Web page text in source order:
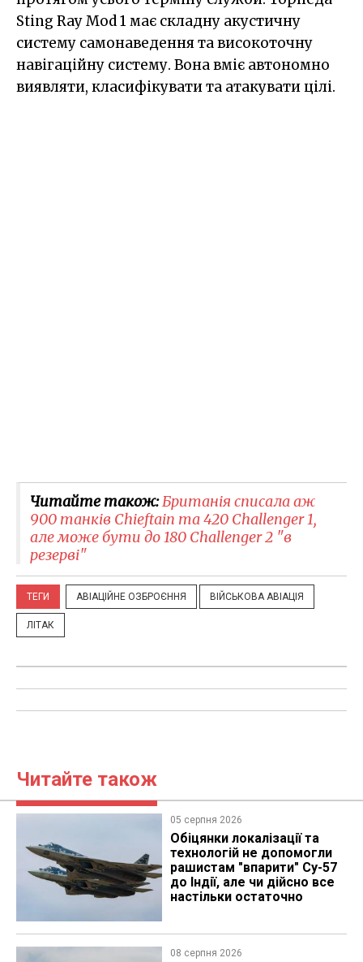
Sting Ray Mod 1 має складну акустичну
систему самонаведення та високоточну
навігаційну систему. Вона вміє автономно
виявляти, класифікувати та атакувати цілі.
Читайте також:Британія списала аж
900 танків Chieftain та 420 Challenger 1,
але може бути до 180 Challenger 2 "в
резерві"
ТЕГИ АВІАЦІЙНЕ ОЗБРОЄННЯ ВІЙСЬКОВА АВІАЦІЯ
ЛІТАК
Читайте також
05 серпня 2026
Обіцянки локалізації та
технологій не допомогли
рашистам "впарити" Су-57
до Індії, але чи дійсно все
настільки остаточно
08 серпня 2026